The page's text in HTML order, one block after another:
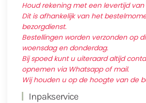
Houd rekening met een levertijd van
Dit is afhankelijk van het
bezorgdienst.
Bestellingen worden verzonden op
woensdag en donderdag.
Bij spoed kunt u uiteraard altijd
opnemen via Whatsapp of mail.
Wij houden u op de hoogte van de
Inpakservice